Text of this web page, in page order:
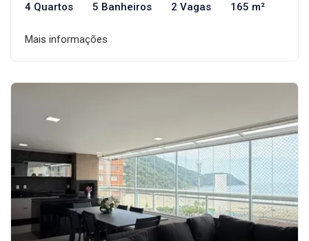
4 Quartos 5 Banheiros 2 Vagas 165 m²
Mais informações